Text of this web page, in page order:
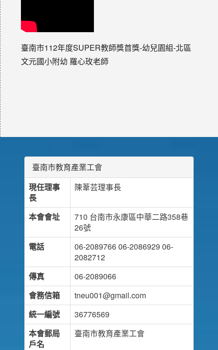
臺南市112年度SUPER教師獎首獎-幼兒園組-北區
文元國小附幼 羅心玫老師
臺南市教育產業工會
現任理事
長
陳葦芸理事長
本會會址
710 台南市永康區中華二路358巷
26號
電話
06-2089766 06-2086929 06-
2082712
傳真
06-2089066
會務信箱
tneu001@gmail.com
統一編號
36776569
本會郵局
戶名
臺南市教育產業工會